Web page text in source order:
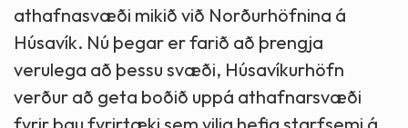
athafnasvæði mikið við Norðurhöfnina á
Húsavík. Nú þegar er farið að þrengja
verulega að þessu svæði, Húsavíkurhöfn
verður að geta boðið uppá athafnarsvæði